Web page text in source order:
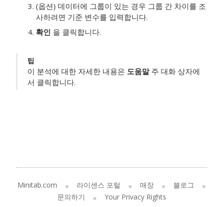
(옵션) 데이터에 그룹이 있는 경우 그룹 간 차이를 조
사하려면 기준 변수를 입력합니다.
확인 을 클릭합니다.
팁
이 분석에 대한 자세한 내용은 도움말주 대화 상자에
서 클릭합니다.
Minitab.com 라이센스 포털 매장
블로그
문의하기
Your Privacy Rights